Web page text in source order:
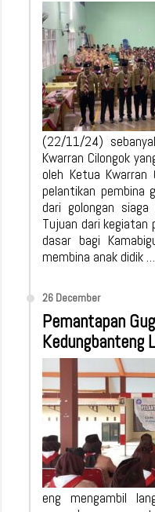
(22/11/24)
Kwarran Cilongok
oleh Ketua Kwarran
pelantikan pembina
dari golongan siaga
Tujuan dari kegiatan
dasar bagi
membina anak didik …
26 December
Pemantapan
Kedungbanteng
eng mengambil